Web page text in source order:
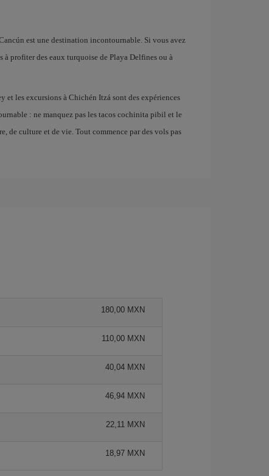
est une destination incontournable. Si vous avez
à profiter des eaux turquoise de Playa Delfines ou à
et les excursions à Chichén Itzá sont des expériences
: ne manquez pas les tacos cochinita pibil et le
culture et de vie. Tout commence par des vols pas
180,00 MXN
110,00 MXN
40,04 MXN
46,94 MXN
22,11 MXN
18,97 MXN